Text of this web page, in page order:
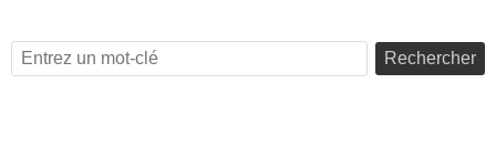
Rechercher